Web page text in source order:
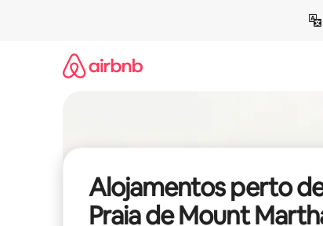
Alojamentos perto
Praia de Mount